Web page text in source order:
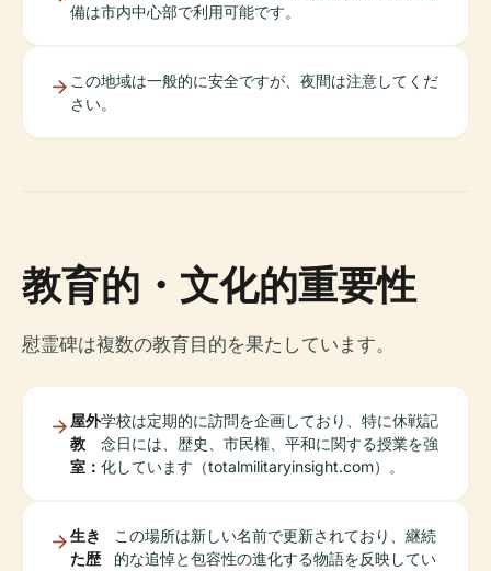
備は市内中心部で利用可能です。
この地域は一般的に安全ですが、夜間は注意してくだ
さい。
教育的・文化的重要性
慰霊碑は複数の教育目的を果たしています。
屋外
教
室：
学校は定期的に訪問を企画しており、特に休戦記
念日には、歴史、市民権、平和に関する授業を強
化しています（totalmilitaryinsight.com）。
生き
た歴
この場所は新しい名前で更新されており、継続
的な追悼と包容性の進化する物語を反映してい